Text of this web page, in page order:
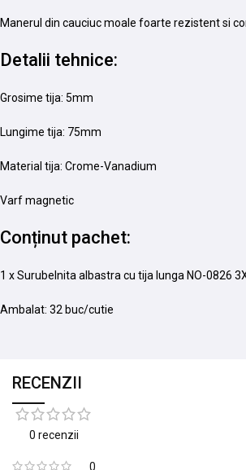
Manerul din cauciuc moale foarte rezistent si
Detalii tehnice:
Grosime tija: 5mm
Lungime tija: 75mm
Material tija: Crome-Vanadium
Varf magnetic
Conținut pachet:
1 x Surubelnita albastra cu tija lunga NO-0826
Ambalat: 32 buc/cutie
RECENZII
0 recenzii
0